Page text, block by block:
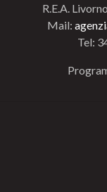
R.E.A.
Mail:
Tel: